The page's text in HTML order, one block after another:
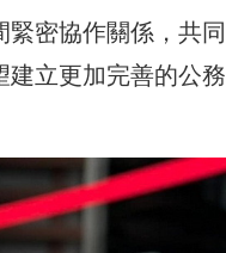
密協作關係，共同
建立更加完善的公務